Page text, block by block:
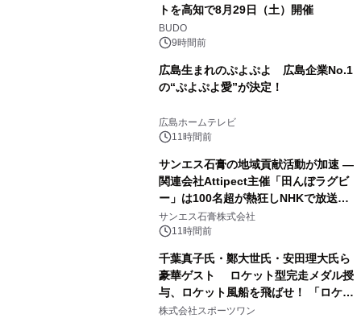
トを高知で8月29日（土）開催
BUDO
9時間前
広島生まれのぷよぷよ 広島企業No.1
の“ぷよぷよ愛”が決定！
広島ホームテレビ
11時間前
サンエス石膏の地域貢献活動が加速 ―
関連会社Attipect主催「田んぼラグビ
ー」は100名超が熱狂しNHKで放送さ
れました。
サンエス石膏株式会社
11時間前
千葉真子氏・鄭大世氏・安田理大氏ら
豪華ゲスト ロケット型完走メダル授
与、ロケット風船を飛ばせ！ 「ロケッ
トマラソン2026」開催
株式会社スポーツワン